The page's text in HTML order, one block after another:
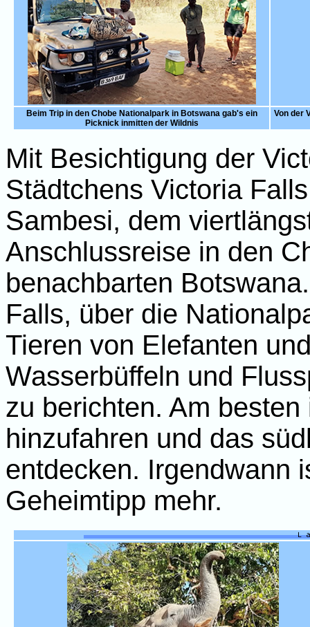
Beim Trip in den Chobe Nationalpark in Botswana gab's ein
Picknick inmitten der Wildnis
Von der
Mit Besichtigung der
Städtchens Victoria
Sambesi, dem
Anschlussreise in den
benachbarten
Falls, über die
Tieren von Elefanten
Wasserbüffeln und
zu berichten. Am
hinzufahren und das
entdecken. Irgendwann
Geheimtipp mehr.